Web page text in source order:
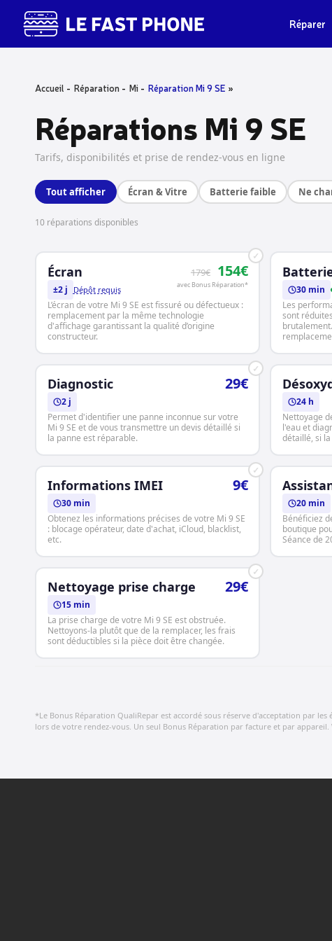
Réparer
Accueil Réparation Mi Réparation Mi 9 SE
Réparations Mi 9 SE
Tarifs, disponibilités et prise de rendez-vous en ligne
Tout afficher Écran & Vitre Batterie faible Ne
10 réparations disponibles
✓
Écran 179€ 154€
avec Bonus Réparation*
±2 j Dépôt requis
L’écran de votre Mi 9 SE est fissuré ou défectueux :
remplacement par la même technologie
d'affichage garantissant la qualité d’origine
constructeur.
30 min
Les
sont
✓
Diagnostic 29€
2 j
Permet d'identifier une panne inconnue sur votre
Mi 9 SE et de vous transmettre un devis détaillé si
la panne est réparable.
24 h
Nettoyage
l'eau et
détaillé, si
✓
Informations IMEI 9€
30 min
Obtenez les informations précises de votre Mi 9 SE
: blocage opérateur, date d'achat, iCloud, blacklist,
etc.
20 min
Bénéficiez
boutique
Séance de
✓
Nettoyage prise charge 29€
15 min
La prise charge de votre Mi 9 SE est obstruée.
Nettoyons-la plutôt que de la remplacer, les frais
sont déductibles si la pièce doit être changée.
*Le Bonus Réparation QualiRepar est accordé sous réserve d'acceptation par
lors de votre rendez-vous. Un seul Bonus Réparation par facture et par